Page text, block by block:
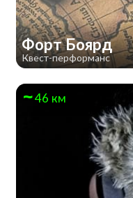
Форт Боярд
Квест-перформанс
46 км